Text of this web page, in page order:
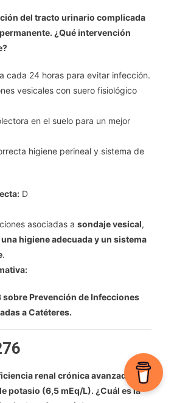
del tracto urinario complicada
¿Qué intervención
cada 24 horas para evitar infección.
vesicales con suero fisiológico
en el suelo para un mejor
higiene perineal y sistema de
D
asociadas asondaje vesical,
higiene adecuada y un sistema
.
sobre Prevención de Infecciones
a Catéteres.
renal crónica avanzada y
potasio (6,5 mEq/L). ¿Cuál es la